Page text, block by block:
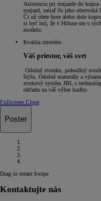
Asistencia pri rozjazde do
rozjazd, zatiaľ čo jeho obrovská
Či už idete hore alebo dole
si byť istí, že v Hiluxe ste v
modelu.
Kvalita interiéru
Váš priestor, váš svet
Odolný zvonku, pohodlný
štýlu. Odolné materiály a
zvukový systém JBL s
ohľadu na váš výber hudby.
Fullscreen Close
Poster
Drag to rotate Swipe
Kontaktujte nás